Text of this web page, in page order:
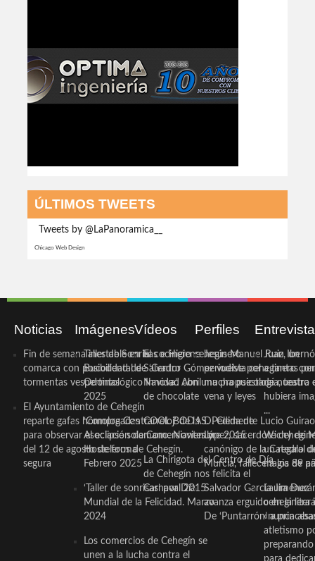
ÚLTIMOS TWEETS
Tweets by @LaPanoramica__
Chicago Web Design
Noticias
Fin de semana inestable en la
comarca con posibilidad de
tormentas vespertinas
El Ayuntamiento de Cehegín
reparte gafas homologadas
para observar el eclipse solar
del 12 de agosto de forma
segura
Imágenes
Taller de Sonrisas e Higiene
Bucodental de ‘Centro
Odontológico Innova’. Abril
2025
‘Compra Contrarreloj’ de la
Asociación de Comerciantes y
Hosteleros de Cehegín.
Febrero 2025
‘Taller de sonrisas’ por Día
Mundial de la Felicidad. Marzo
2024
Los comercios de Cehegín se
unen a la lucha contra el
Vídeos
El cocinero ceheginero
Salvador Gómez vuelve por
Navidad con una propuesta
de chocolate
COOL BODAS. Pedida de
mano. Noviembre 2015
La Chirigota del Centro de Día
de Cehegín nos felicita el
Carnaval 2015
Perfiles
Jesús Manuel Ruiz, un
periodista ceheginero con
mucha psicología, teatro
vena y leyes
D. Clemente Lucio Guirao
López, sacerdote
canónigo de la Catedral
Murcia, fallece a los 89
Salvador García Jiménez
avanza erguido en la
De ‘Puntarrón’ a
Juan
a tantas
de nuestra
hubiera
...
Wichy de
un regalo
magia de
Laura
ceheginera
«nunca
atletismo
para